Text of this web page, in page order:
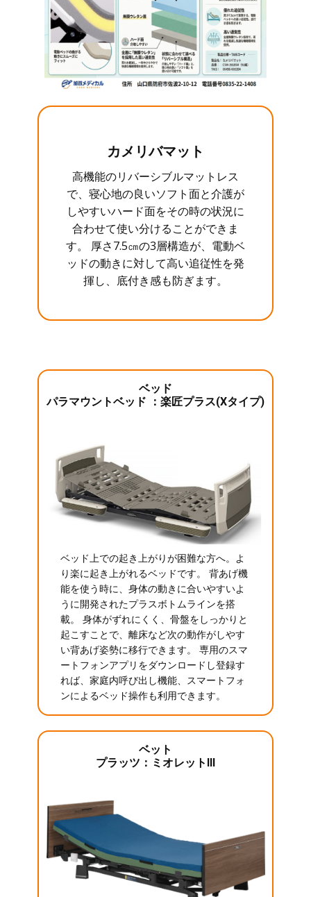
カメリバマット
高機能のリバーシブルマットレス
で、寝心地の良いソフト面と介護が
しやすいハード面をその時の状況に
合わせて使い分けることができま
す。 厚さ7.5㎝の3層構造が、電動ベ
ッドの動きに対して高い追従性を発
揮し、底付き感も防ぎます。
ベッド
パラマウントベッド ：楽匠プラス(Xタイプ)
ベッド上での起き上がりが困難な方へ。よ
り楽に起き上がれるベッドです。 背あげ機
能を使う時に、身体の動きに合いやすいよ
うに開発されたプラスボトムラインを搭
載。 身体がずれにくく、骨盤をしっかりと
起こすことで、離床など次の動作がしやす
い背あげ姿勢に移行できます。 専用のスマ
ートフォンアプリをダウンロードし登録す
れば、家庭内呼び出し機能、スマートフォ
ンによるベッド操作も利用できます。
ベット
プラッツ：ミオレットIII